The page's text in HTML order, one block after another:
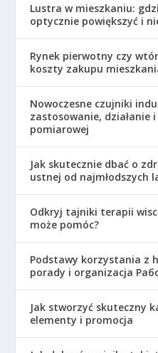
Lustra w mieszkaniu:
optycznie powiększyć i
Rynek pierwotny czy
koszty zakupu
Nowoczesne czujniki
zastosowanie, działanie
pomiarowej
Jak skutecznie dbać o
ustnej od najmłodszych
Odkryj tajniki terapii
może pomóc?
Podstawy korzystania z
porady i organizacja
Jak stworzyć skuteczny
elementy i promocja